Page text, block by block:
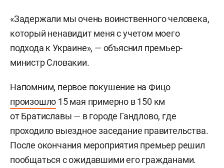
«Задержали мы очень воинственного человека,
который ненавидит меня с учетом моего
подхода к Украине», — объяснил премьер-
министр Словакии.
Напомним, первое покушение на Фицо
произошло 15 мая примерно в 150 км
от Братиславы — в городе Гандлово, где
проходило выездное заседание правительства.
После окончания мероприятия премьер решил
пообщаться с ожидавшими его гражданами.